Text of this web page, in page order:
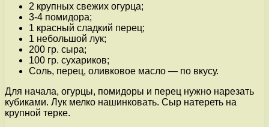
2 крупных свежих огурца;
3-4 помидора;
1 красный сладкий перец;
1 небольшой лук;
200 гр. сыра;
100 гр. сухариков;
Соль, перец, оливковое масло — по вкусу.
Для начала, огурцы, помидоры и перец нужно нарезать
кубиками. Лук мелко нашинковать. Сыр натереть на
крупной терке.